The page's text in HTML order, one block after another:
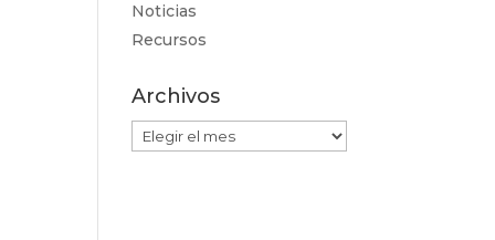
Noticias
Recursos
Archivos
Archivos